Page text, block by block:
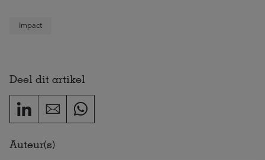
Impact
Deel dit artikel
Auteur(s)